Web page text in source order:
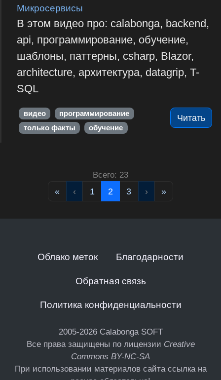
Микросервисы
В этом видео про: calabonga, backend,
api, программирование, обучение,
шаблоны, паттерны, csharp, Blazor,
architecture, архитектура, datagrip, T-
SQL
Читать
видео
программирование
только факты
обучение
Всего: 23
« ‹ 1 2 3 › »
Облако меток Благодарности
Обратная связь
Политика конфиденциальности
2005-2026 Calabonga SOFT
Все права защищены по лицензии Creative
Commons BY-NC-SA
При использовании материалов сайта ссылка на